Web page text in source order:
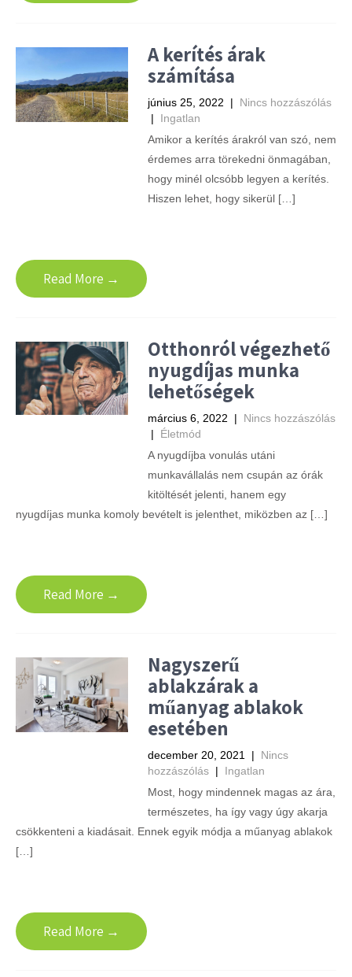
A kerítés árak
számítása
június 25, 2022 | Nincs hozzászólás
| Ingatlan
Amikor a kerítés árakról van szó, nem
érdemes arra törekedni önmagában,
hogy minél olcsóbb legyen a kerítés.
Hiszen lehet, hogy sikerül […]
Read More →
Otthonról végezhető
nyugdíjas munka
lehetőségek
március 6, 2022 | Nincs hozzászólás
| Életmód
A nyugdíjba vonulás utáni
munkavállalás nem csupán az órák
kitöltését jelenti, hanem egy
nyugdíjas munka komoly bevételt is jelenthet, miközben az […]
Read More →
Nagyszerű
ablakzárak a
műanyag ablakok
esetében
december 20, 2021 | Nincs
hozzászólás | Ingatlan
Most, hogy mindennek magas az ára,
természetes, ha így vagy úgy akarja
csökkenteni a kiadásait. Ennek egyik módja a műanyag ablakok
[…]
Read More →